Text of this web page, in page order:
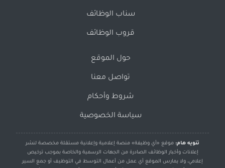
سناب الوظائف
قروب الوظائف
حول الموقع
تواصل معنا
شروط وأحكام
سياسة الخصوصية
تنويه هام: موقع «أي وظيفة» منصة إعلامية وإعلانية مستقلة مخصصة لنشر
إعلانات وأخبار الوظائف الصادرة من الجهات الرسمية والخاصة بموجب ترخيص
إعلامي، ولا يمارس الموقع أي عمل من أعمال التوسط في التوظيف أو جمع السير